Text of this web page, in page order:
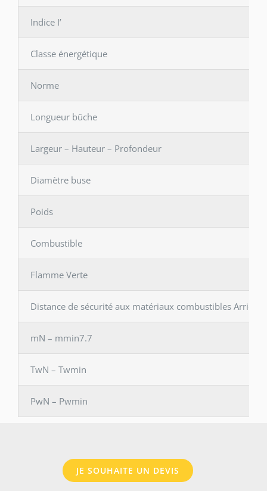
Indice I’
Classe énergétique
Norme
Longueur bûche
Largeur – Hauteur – Profondeur
Diamètre buse
Poids
Combustible
Flamme Verte
Distance de sécurité aux matériaux combustibles Arrière
mN – mmin7.7
TwN – Twmin
PwN – Pwmin
JE SOUHAITE UN DEVIS